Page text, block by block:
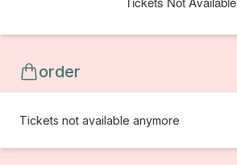
order
Tickets not available anymore